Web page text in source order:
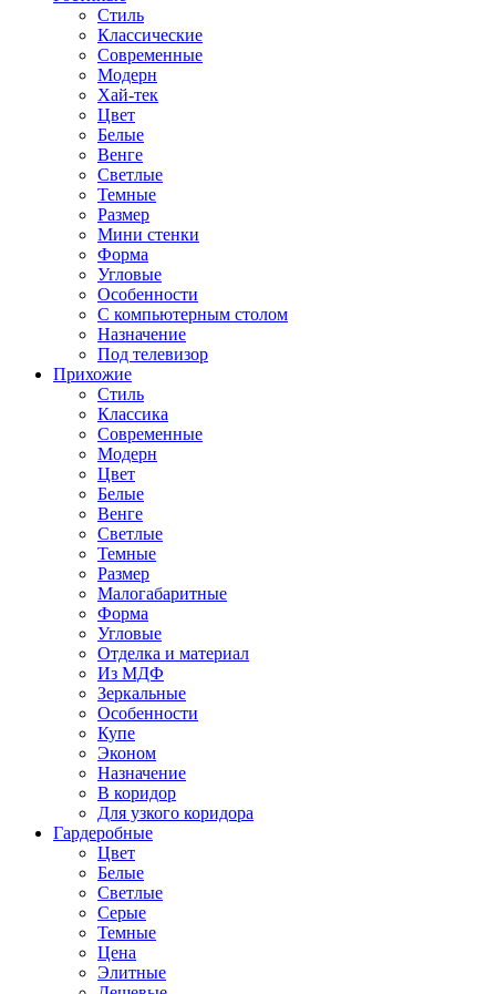
Стиль
Классические
Современные
Модерн
Хай-тек
Цвет
Белые
Венге
Светлые
Темные
Размер
Мини стенки
Форма
Угловые
Особенности
С компьютерным столом
Назначение
Под телевизор
Прихожие
Стиль
Классика
Современные
Модерн
Цвет
Белые
Венге
Светлые
Темные
Размер
Малогабаритные
Форма
Угловые
Отделка и материал
Из МДФ
Зеркальные
Особенности
Купе
Эконом
Назначение
В коридор
Для узкого коридора
Гардеробные
Цвет
Белые
Светлые
Серые
Темные
Цена
Элитные